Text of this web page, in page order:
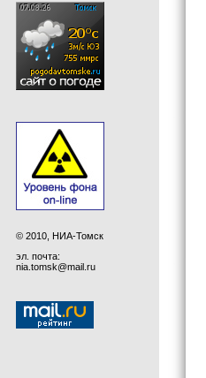
© 2010, НИА-Томск
эл. почта:
nia.tomsk@mail.ru